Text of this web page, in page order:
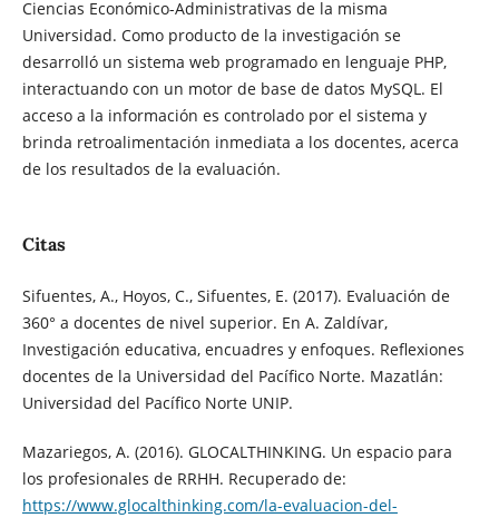
Ciencias Económico-Administrativas de la misma
Universidad. Como producto de la investigación se
desarrolló un sistema web programado en lenguaje PHP,
interactuando con un motor de base de datos MySQL. El
acceso a la información es controlado por el sistema y
brinda retroalimentación inmediata a los docentes, acerca
de los resultados de la evaluación.
Citas
Sifuentes, A., Hoyos, C., Sifuentes, E. (2017). Evaluación de
360° a docentes de nivel superior. En A. Zaldívar,
Investigación educativa, encuadres y enfoques. Reflexiones
docentes de la Universidad del Pacífico Norte. Mazatlán:
Universidad del Pacífico Norte UNIP.
Mazariegos, A. (2016). GLOCALTHINKING. Un espacio para
los profesionales de RRHH. Recuperado de:
https://www.glocalthinking.com/la-evaluacion-del-